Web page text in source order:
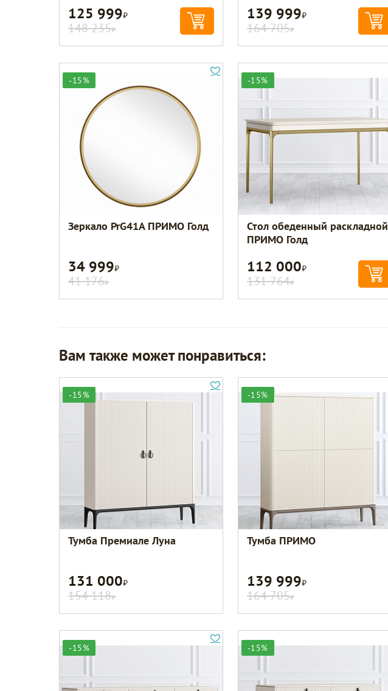
125 999Р
148 235Р
139 999Р
164 705Р
-15%
Зеркало PrG41A ПРИМО Голд
34 999Р
41 176Р
-15%
Стол обеденный раскладной
ПРИМО Голд
112 000Р
131 764Р
Вам также может понравиться:
-15%
Тумба Премиале Луна
131 000Р
154 118Р
-15%
Тумба ПРИМО
139 999Р
164 705Р
-15% -15%